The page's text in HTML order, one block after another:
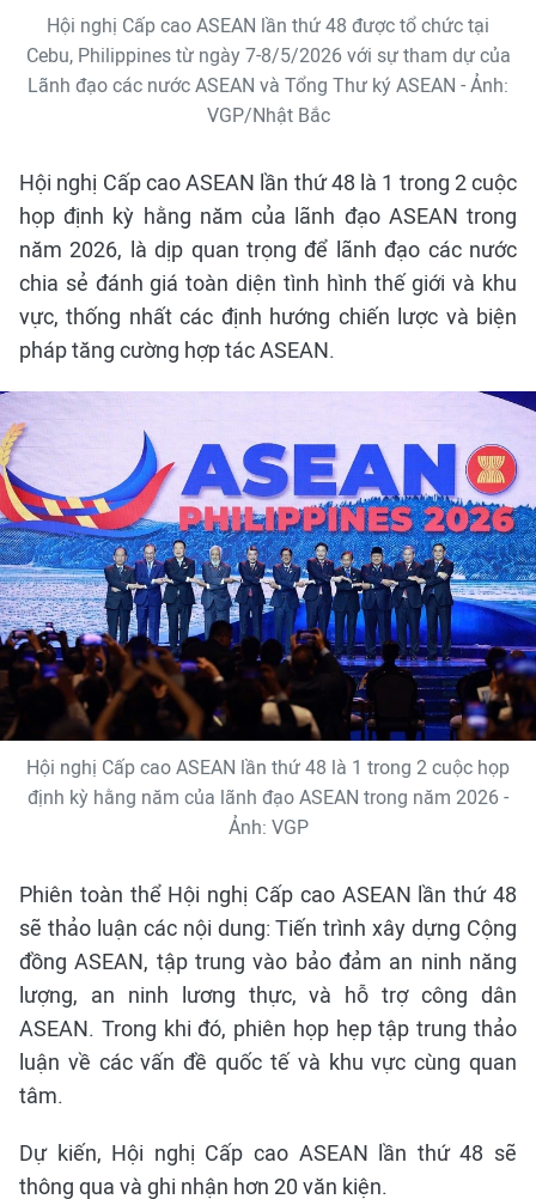
Hội nghị Cấp cao ASEAN lần thứ 48 được tổ chức tại
Cebu, Philippines từ ngày 7-8/5/2026 với sự tham dự của
Lãnh đạo các nước ASEAN và Tổng Thư ký ASEAN - Ảnh:
VGP/Nhật Bắc
Hội nghị Cấp cao ASEAN lần thứ 48 là 1 trong 2 cuộc
họp định kỳ hằng năm của lãnh đạo ASEAN trong
năm 2026, là dịp quan trọng để lãnh đạo các nước
chia sẻ đánh giá toàn diện tình hình thế giới và khu
vực, thống nhất các định hướng chiến lược và biện
pháp tăng cường hợp tác ASEAN.
Hội nghị Cấp cao ASEAN lần thứ 48 là 1 trong 2 cuộc họp
định kỳ hằng năm của lãnh đạo ASEAN trong năm 2026 -
Ảnh: VGP
Phiên toàn thể Hội nghị Cấp cao ASEAN lần thứ 48
sẽ thảo luận các nội dung: Tiến trình xây dựng Cộng
đồng ASEAN, tập trung vào bảo đảm an ninh năng
lượng, an ninh lương thực, và hỗ trợ công dân
ASEAN. Trong khi đó, phiên họp hẹp tập trung thảo
luận về các vấn đề quốc tế và khu vực cùng quan
tâm.
Dự kiến, Hội nghị Cấp cao ASEAN lần thứ 48 sẽ
thông qua và ghi nhận hơn 20 văn kiện.